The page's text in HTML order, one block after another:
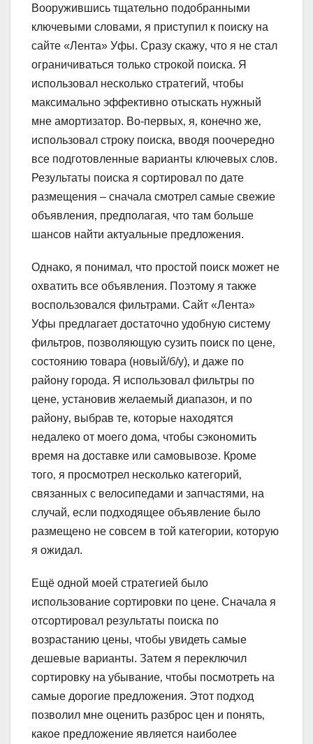
Вооружившись тщательно подобранными
ключевыми словами‚ я приступил к поиску на
сайте «Лента» Уфы. Сразу скажу‚ что я не стал
ограничиваться только строкой поиска. Я
использовал несколько стратегий‚ чтобы
максимально эффективно отыскать нужный
мне амортизатор. Во-первых‚ я‚ конечно же‚
использовал строку поиска‚ вводя поочередно
все подготовленные варианты ключевых слов.
Результаты поиска я сортировал по дате
размещения – сначала смотрел самые свежие
объявления‚ предполагая‚ что там больше
шансов найти актуальные предложения.
Однако‚ я понимал‚ что простой поиск может не
охватить все объявления. Поэтому я также
воспользовался фильтрами. Сайт «Лента»
Уфы предлагает достаточно удобную систему
фильтров‚ позволяющую сузить поиск по цене‚
состоянию товара (новый/б/у)‚ и даже по
району города. Я использовал фильтры по
цене‚ установив желаемый диапазон‚ и по
району‚ выбрав те‚ которые находятся
недалеко от моего дома‚ чтобы сэкономить
время на доставке или самовывозе. Кроме
того‚ я просмотрел несколько категорий‚
связанных с велосипедами и запчастями‚ на
случай‚ если подходящее объявление было
размещено не совсем в той категории‚ которую
я ожидал.
Ещё одной моей стратегией было
использование сортировки по цене. Сначала я
отсортировал результаты поиска по
возрастанию цены‚ чтобы увидеть самые
дешевые варианты. Затем я переключил
сортировку на убывание‚ чтобы посмотреть на
самые дорогие предложения. Этот подход
позволил мне оценить разброс цен и понять‚
какое предложение является наиболее